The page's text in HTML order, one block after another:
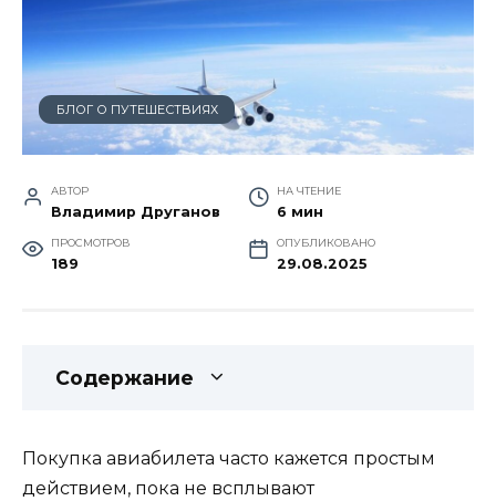
БЛОГ О ПУТЕШЕСТВИЯХ
АВТОР
Владимир Друганов
НА ЧТЕНИЕ
6 мин
ПРОСМОТРОВ
189
ОПУБЛИКОВАНО
29.08.2025
Содержание
Покупка авиабилета часто кажется простым
действием, пока не всплывают